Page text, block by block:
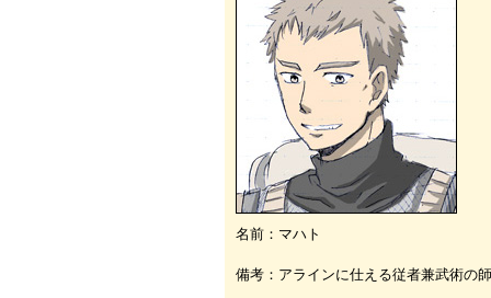
名前：マハト
備考：アラインに仕える従者兼武術の